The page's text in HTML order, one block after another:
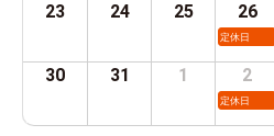
23 24 25 26
定休日
30 31 1 2
定休日